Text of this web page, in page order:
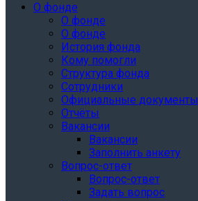
О фонде
О фонде
О фонде
История фонда
Кому помогли
Структура фонда
Сотрудники
Официальные документы
Отчёты
Вакансии
Вакансии
Заполнить анкету
Вопрос-ответ
Вопрос-ответ
Задать вопрос